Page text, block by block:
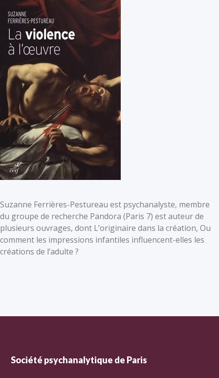
Suzanne Ferrières-Pestureau est psychanalyste, membre
du groupe de recherche Pandora (Paris 7) est auteur de
plusieurs ouvrages, dont L’originaire dans la création, Ou
comment les impressions infantiles influencent-elles les
créations de l’adulte ?
Société psychanalytique de Paris